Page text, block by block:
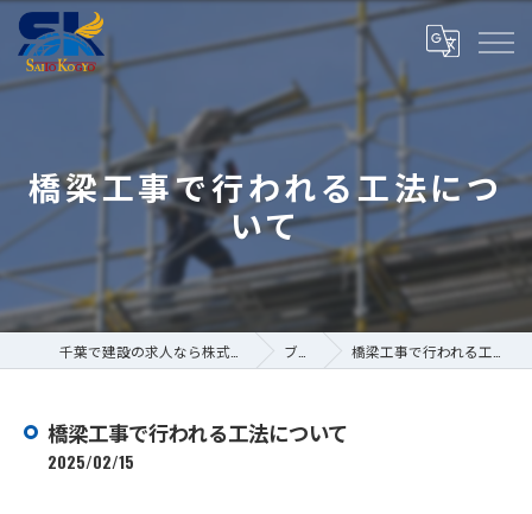
橋梁工事で行われる工法につ
いて
ブログ 橋梁工事で行われる工法について
橋梁工事で行われる工法について
2025/02/15